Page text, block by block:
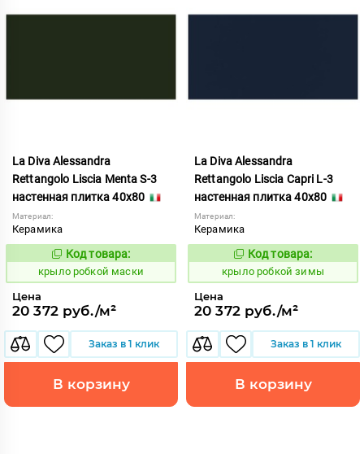
La Diva Alessandra
Rettangolo Liscia Menta S-3
настенная плитка 40x80
Материал:
Керамика
837922
Код товара:
крыло робкой маски
Цена
20 372 руб./м²
Заказ в 1 клик
В корзину
La Diva Alessandra
Rettangolo Liscia Capri L-3
настенная плитка 40x80
Материал:
Керамика
837907
Код товара:
крыло робкой зимы
Цена
20 372 руб./м²
Заказ в 1 клик
В корзину